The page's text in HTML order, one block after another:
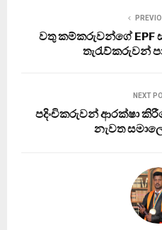
වතු කම්කරුවන්ගේ EPF
තැරැව්කරුවන්
NEXT
පදිංචිකරුවන් ආරක්ෂා
නැවත